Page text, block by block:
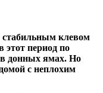
клевом
этот период по
в донных ямах. Но
с неплохим